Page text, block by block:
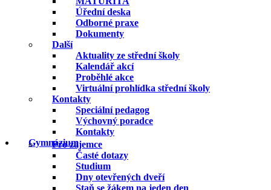
Úřední deska
Odborné praxe
Dokumenty
Další
Aktuality ze střední školy
Kalendář akcí
Proběhlé akce
Virtuální prohlídka střední školy
Kontakty
Speciální pedagog
Výchovný poradce
Kontakty
Gymnázium
Pro zájemce
Časté dotazy
Studium
Dny otevřených dveří
Staň se žákem na jeden den